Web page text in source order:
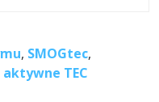
, SMOGtec,
TEC